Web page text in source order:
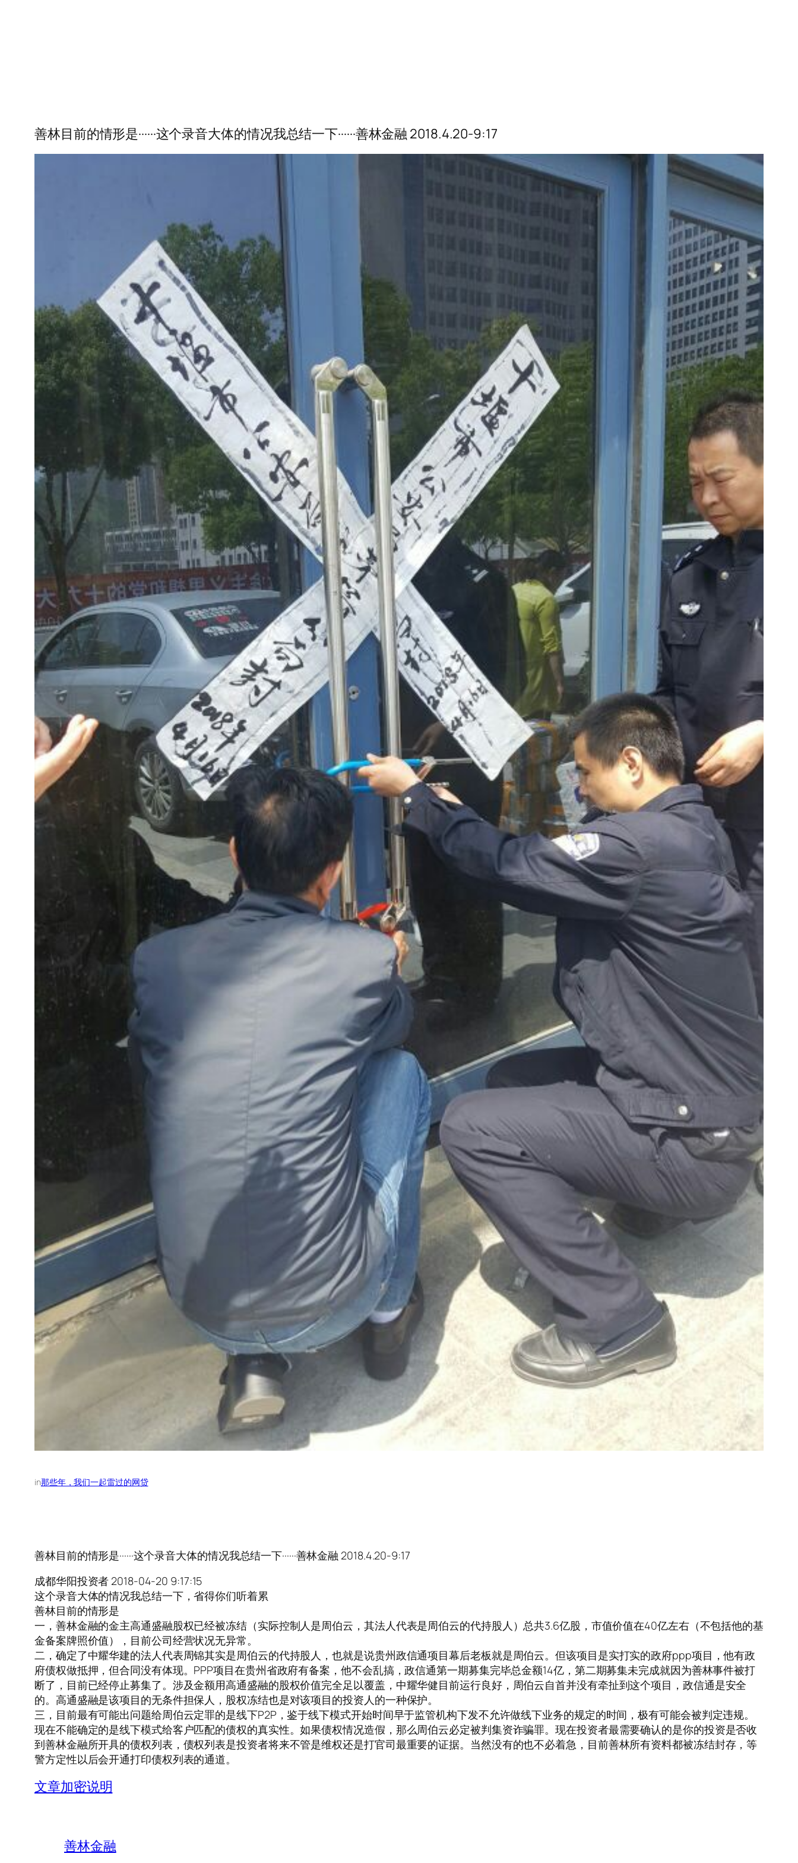
善林目前的情形是······这个录音大体的情况我总结一下······善林金融 2018.4.20-9:17
in那些年，我们一起雷过的网贷
善林目前的情形是······这个录音大体的情况我总结一下······善林金融 2018.4.20-9:17
成都华阳投资者 2018-04-20 9:17:15
这个录音大体的情况我总结一下，省得你们听着累
善林目前的情形是
一，善林金融的金主高通盛融股权已经被冻结（实际控制人是周伯云，其法人代表是周伯云的代持股人）总共3.6亿股，市值价值在40亿左右（不包括他的基
金备案牌照价值），目前公司经营状况无异常。
二，确定了中耀华建的法人代表周锦其实是周伯云的代持股人，也就是说贵州政信通项目幕后老板就是周伯云。但该项目是实打实的政府ppp项目，他有政
府债权做抵押，但合同没有体现。PPP项目在贵州省政府有备案，他不会乱搞，政信通第一期募集完毕总金额14亿，第二期募集未完成就因为善林事件被打
断了，目前已经停止募集了。涉及金额用高通盛融的股权价值完全足以覆盖，中耀华健目前运行良好，周伯云自首并没有牵扯到这个项目，政信通是安全
的。高通盛融是该项目的无条件担保人，股权冻结也是对该项目的投资人的一种保护。
三，目前最有可能出问题给周伯云定罪的是线下P2P，鉴于线下模式开始时间早于监管机构下发不允许做线下业务的规定的时间，极有可能会被判定违规。
现在不能确定的是线下模式给客户匹配的债权的真实性。如果债权情况造假，那么周伯云必定被判集资诈骗罪。现在投资者最需要确认的是你的投资是否收
到善林金融所开具的债权列表，债权列表是投资者将来不管是维权还是打官司最重要的证据。当然没有的也不必着急，目前善林所有资料都被冻结封存，等
警方定性以后会开通打印债权列表的通道。
文章加密说明
善林金融